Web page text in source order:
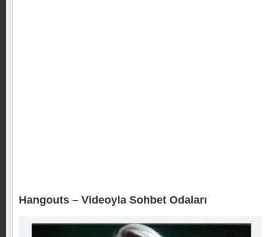
Hangouts – Videoyla Sohbet Odaları